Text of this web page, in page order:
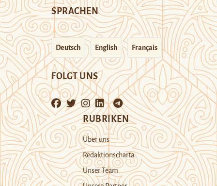
SPRACHEN
Deutsch English Français
FOLGT UNS
RUBRIKEN
Über uns
Redaktionscharta
Unser Team